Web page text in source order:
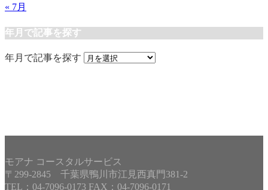
« 7月
年月で記事を探す
年月で記事を探す
モアナ コースタルサービス
〒299-2845 千葉県鴨川市江見西真門381-2
TEL：04-7096-0173 FAX：04-7096-0171